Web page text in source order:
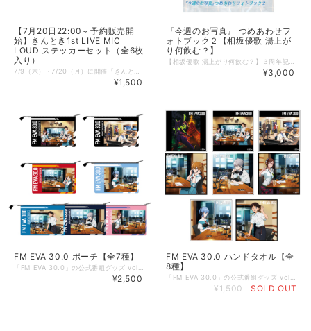
【7月20日22:00~ 予約販売開
始】きんとき1st LIVE MIC
LOUD ステッカーセット（全6枚
入り）
7/9（木）・7/20（月）に開催「きんとき1st LIVE MIC LOUD 」。 ご好評につき、会場にて販売されたグッズをオンライン受注販売いたします！ この機会にぜひ、お買い求めくださいませ！ 素材：紙、PP サイズ：約7cm角内 原産国：日本 仕様：ステッカー6枚セット 【受注期間】 2026年7月20日（月）22:00 ~ 2026年8月10日（月）23:59 まで 【発送予定日】 2026年9月下旬 ～ 10月上旬頃の発送を予定しております。 ※商品製造のスケジュールにより、多少前後する可能性がございます。 【予約商品についてのご案内】 こちらの商品は予約商品となります。 以下の注意事項をご確認のうえ、ご注文頂きますようお願い申し上げます。 ・この商品の購入には、PAY IDの登録が必須となります。 ・この予約商品は、クレジットカード決済のみご注文頂けます。 銀行振込、コンビニ決済、PayPayなどはご利用頂けませんので、予めご了承ください。 ・発送予定時期に合わせてあらためてクレジットカードの与信枠確保（有効期限や利用可能残高などの確認）をおこないます。 ・与信枠確保および決済処理をおこなえなくなるため、これらが完了するまで「PAY IDアカウント」を退会しないようお願いいたします。 ・商品代金の決済は、商品発送時におこなわれます。なお、注文が確定したタイミングで、デビットカード・プリペイドカードをご利用の場合には、一時的に引き落としがおこなわれますが、一定期 間経過後にキャンセル対応となり、二重の決済は生じませんので、ご安心ください。 ・予約受注商品のため、注文頂いた数量分を製造いたします。その為、注文完了後のキャンセルは原則承っておりませんので、予めご了承のうえご注文頂くようお願い申し上げます。
¥1,500
『今週のお写真』 つめあわせフ
ォトブック２【相坂優歌 湯上が
り何飲む？】
【相坂優歌 湯上がり何飲む？】３周年記念イベントで発売された『今週のお写真』つめあわせフォトブック２が登場！ ２冊同時購入で、デジタルサイン入り撮り下ろしブロマイドを1枚プレゼントいたします。 ブロマイドの絵柄は２種でどちらが当たるかはお楽しみに！ また、ブロマイドにはランダムで相坂くんの直筆サインが入ってます!! 【商品概要】 A5サイズ 全24P フルカラー
¥3,000
FM EVA 30.0 ポーチ【全7種】
「FM EVA 30.0」の公式番組グッズ vol.2が登場！ 「FM EVA 30.0」の第二弾ビジュアル、第三ビジュアル、それぞれのソロverでのオリジナルポーチです。 【商品概要】 サイズ：約W240×H165mm 素材：ポリエステル、TPU ※サイズはW240mmが正しいです。 約W330×H165mmと誤表記となっておりました。申し訳ございません。 ◇掲載商品 ご覧頂いている商品の写真につきましては、イメージ画像となります。 実際の商品と異なる場合がございます。ご了承ください。 【ご注意事項】 ①こちらの商品は【予約商品】です。 予約開始日：2026年4月28日（火） 15:00～ 発送開始日：2026年6月25日（木）から順次発送 *製造・発送の関係により、日程が前後することがございます。 *想定製造数に達し次第、販売を終了する可能性がございます。あらかじめご了承ください。 ②【FM EVA 30.0のオフィシャルグッズ】以外の商品との同梱発送は承ることができかねます。お手数をおかけしますが、ほかの商品をお求めの際は、別決済にてご注文ください。 （決済ごとに別途で送料がかかります）。 ©カラー
¥2,500
FM EVA 30.0 ハンドタオル【全
8種】
「FM EVA 30.0」の公式番組グッズ vol.2が登場！ 「FM EVA 30.0」の第一弾ビジュアル、第二弾ビジュアル、第三ビジュアル、それぞれのソロverでのハンドタオルです。 しっかりとした厚みのある生地で、使い心地のよいハンドタオルに仕上げました。 【商品概要】 サイズ：25cm×25cm 素材：綿100% ◇掲載商品 ご覧頂いている商品の写真につきましては、イメージ画像となります。 実際の商品と異なる場合がございます。ご了承ください。 【ご注意事項】 ①こちらの商品は【予約商品】です。 予約開始日：2026年4月28日（火） 15:00～ 発送開始日：2026年6月25日（木）から順次発送 *製造・発送の関係により、日程が前後することがございます。 *想定製造数に達し次第、販売を終了する可能性がございます。あらかじめご了承ください。 ②【FM EVA 30.0のオフィシャルグッズ】以外の商品との同梱発送は承ることができかねます。お手数をおかけしますが、ほかの商品をお求めの際は、別決済にてご注文ください。 （決済ごとに別途で送料がかかります）。 ©カラー Licensed by TOKYO TOWER
¥1,500 SOLD OUT